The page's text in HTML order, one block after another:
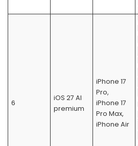
6
iOS 27 AI
premium
iPhone 17
Pro,
iPhone 17
Pro Max,
iPhone Air